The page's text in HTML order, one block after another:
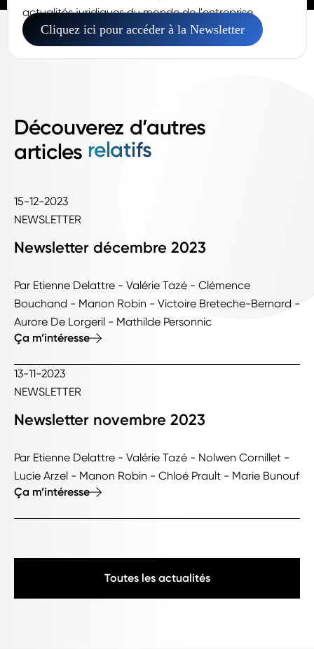
actualités juridiques du monde de l'entreprise.
Cliquez ici pour accéder à la Newsletter
Découverez d’autres
articles relatifs
15-12-2023
NEWSLETTER
Newsletter décembre 2023
Par Etienne Delattre - Valérie Tazé - Clémence
Bouchand - Manon Robin - Victoire Breteche-Bernard -
Aurore De Lorgeril - Mathilde Personnic
Ça m’intéresse
13-11-2023
NEWSLETTER
Newsletter novembre 2023
Par Etienne Delattre - Valérie Tazé - Nolwen Cornillet -
Lucie Arzel - Manon Robin - Chloé Prault - Marie Bunouf
Ça m’intéresse
Toutes les actualités